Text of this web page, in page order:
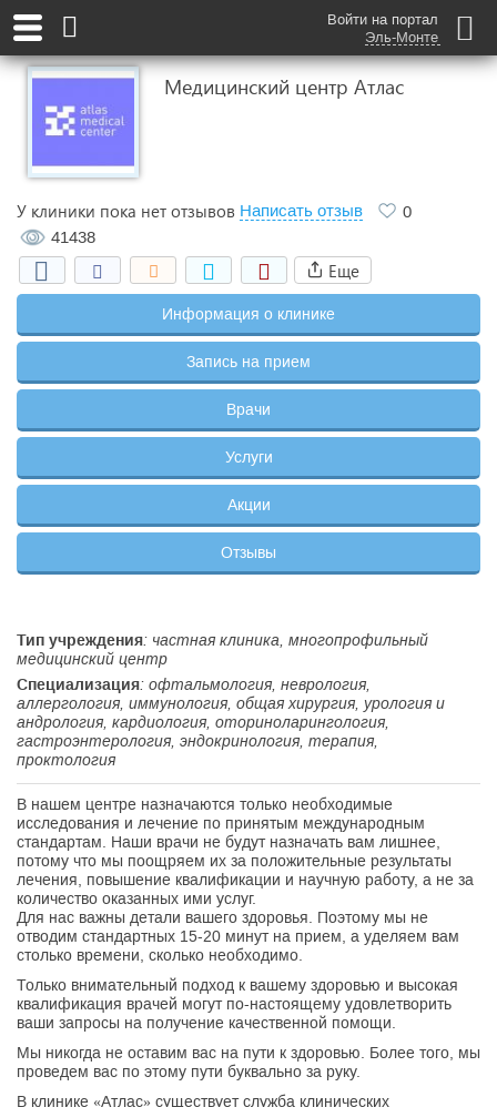
Войти на портал
Эль-Монте
Медицинский центр Атлас
У клиники пока нет отзывов Написать отзыв
0
41438
Еще
Информация о клинике
Запись на прием
Врачи
Услуги
Акции
Отзывы
Тип учреждения: частная клиника, многопрофильный
медицинский центр
Специализация: офтальмология, неврология,
аллергология, иммунология, общая хирургия, урология и
андрология, кардиология, оториноларингология,
гастроэнтерология, эндокринология, терапия,
проктология
В нашем центре назначаются только необходимые
исследования и лечение по принятым международным
стандартам. Наши врачи не будут назначать вам лишнее,
потому что мы поощряем их за положительные результаты
лечения, повышение квалификации и научную работу, а не за
количество оказанных ими услуг.
Для нас важны детали вашего здоровья. Поэтому мы не
отводим стандартных 15-20 минут на прием, а уделяем вам
столько времени, сколько необходимо.
Только внимательный подход к вашему здоровью и высокая
квалификация врачей могут по-настоящему удовлетворить
ваши запросы на получение качественной помощи.
Мы никогда не оставим вас на пути к здоровью. Более того, мы
проведем вас по этому пути буквально за руку.
В клинике «Атлас» существует служба клинических